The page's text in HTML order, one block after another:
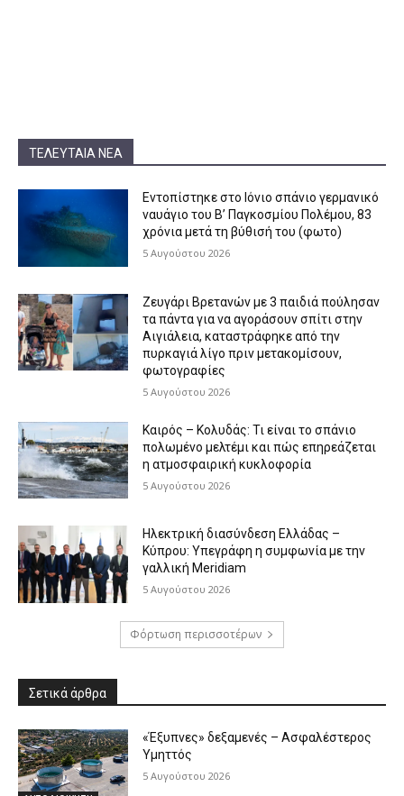
ΤΕΛΕΥΤΑΊΑ ΝΈΑ
Εντοπίστηκε στο Ιόνιο σπάνιο γερμανικό
ναυάγιο του Β’ Παγκοσμίου Πολέμου, 83
χρόνια μετά τη βύθισή του (φωτο)
5 Αυγούστου 2026
Ζευγάρι Βρετανών με 3 παιδιά πούλησαν
τα πάντα για να αγοράσουν σπίτι στην
Αιγιάλεια, καταστράφηκε από την
πυρκαγιά λίγο πριν μετακομίσουν,
φωτογραφίες
5 Αυγούστου 2026
Καιρός – Κολυδάς: Τι είναι το σπάνιο
πολωμένο μελτέμι και πώς επηρεάζεται
η ατμοσφαιρική κυκλοφορία
5 Αυγούστου 2026
Ηλεκτρική διασύνδεση Ελλάδας –
Κύπρου: Υπεγράφη η συμφωνία με την
γαλλική Meridiam
5 Αυγούστου 2026
Φόρτωση περισσοτέρων
Σετικά άρθρα
«Έξυπνες» δεξαμενές – Ασφαλέστερος
Υμηττός
5 Αυγούστου 2026